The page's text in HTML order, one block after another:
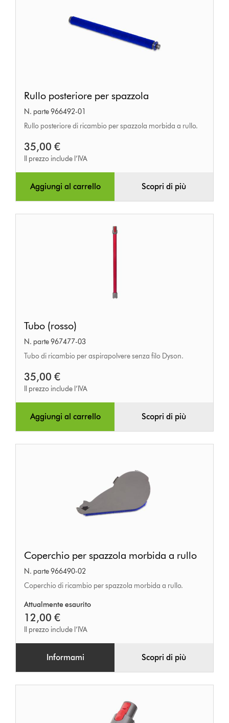
posteriore
per
spazzola
Rullo posteriore per spazzola
N. parte 966492-01
Rullo posteriore di ricambio per spazzola morbida a rullo.
35,00 €
Il prezzo include l’IVA
Aggiungi al carrello Scopri di più
(rosso)
Tubo (rosso)
N. parte 967477-03
Tubo di ricambio per aspirapolvere senza filo Dyson.
35,00 €
Il prezzo include l’IVA
Aggiungi al carrello Scopri di più
per
spazzola
morbida
a
rullo
Coperchio per spazzola morbida a rullo
N. parte 966490-02
Coperchio di ricambio per spazzola morbida a rullo.
Attualmente esaurito
12,00 €
Il prezzo include l’IVA
Informami Scopri di più